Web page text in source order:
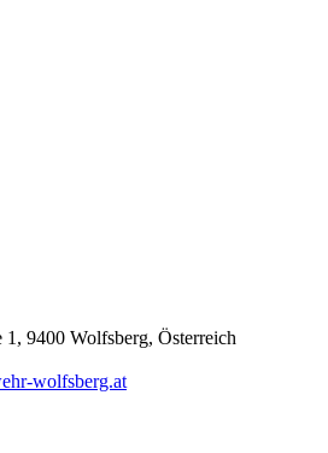
1, 9400 Wolfsberg, Österreich
wolfsberg.at